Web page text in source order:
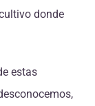
donde
estas